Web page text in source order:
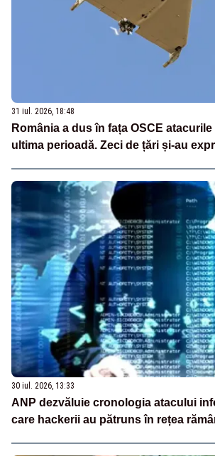
31 iul. 2026, 18:48
România a dus în fața OSCE
ultima perioadă. Zeci de țări și-au
30 iul. 2026, 13:33
ANP dezvăluie cronologia atacului
care hackerii au pătruns în rețea